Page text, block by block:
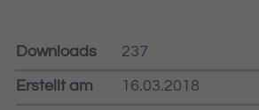
Downloads 237
Erstellt am 16.03.2018